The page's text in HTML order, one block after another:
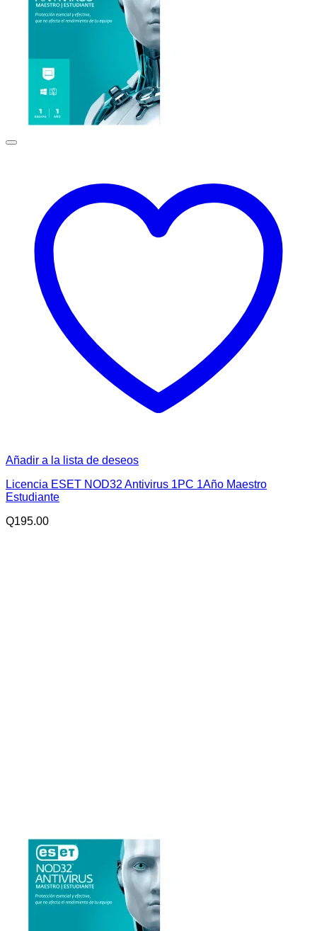
Añadir a la lista de deseos
Licencia ESET NOD32 Antivirus 1PC 1Año Maestro
Estudiante
Q195.00